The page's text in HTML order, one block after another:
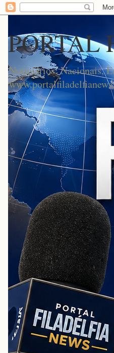
PORTAL
Noticiários: Nacionais,